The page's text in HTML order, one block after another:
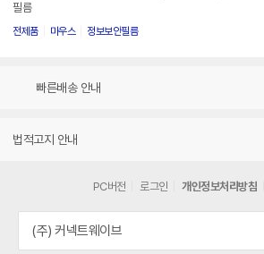
필름
전제품 마우스 정보보안필름
빠른배송 안내
법적고지 안내
PC버전 로그인 개인정보처리방침
(주) 커넥트웨이브